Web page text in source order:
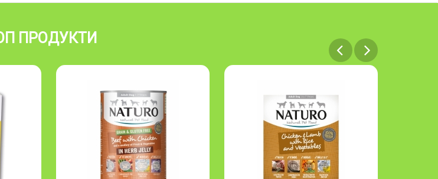
ПРОДУКТИ